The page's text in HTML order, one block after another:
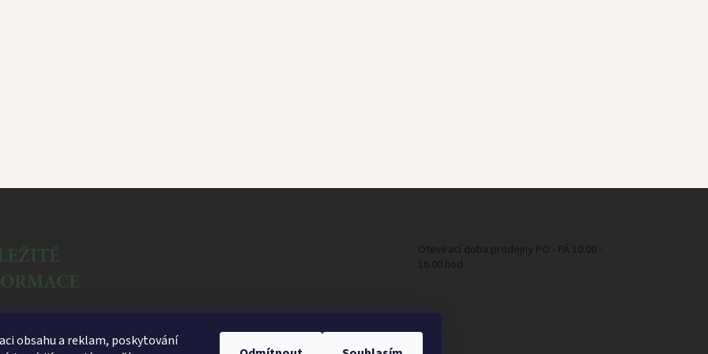
obsahu a reklam, poskytování
podmínky
Otevírací doba prodejny PO - PÁ 10.00 -
16.00 hod.